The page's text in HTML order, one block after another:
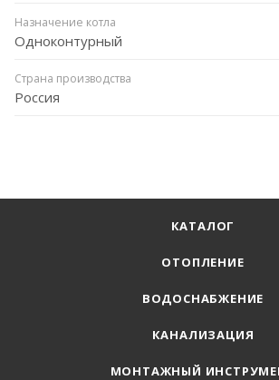
Назначение котла
Одноконтурный
Страна производства
Россия
КАТАЛОГ
ОТОПЛЕНИЕ
ВОДОСНАБЖЕНИЕ
КАНАЛИЗАЦИЯ
МОНТАЖНЫЙ